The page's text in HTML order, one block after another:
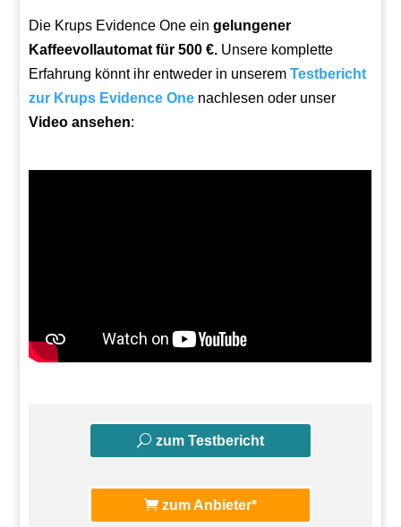
Die Krups Evidence One eingelungener
Kaffeevollautomat für 500 €. Unsere komplette
Erfahrung könnt ihr entweder in unseremTestbericht
zur Krups Evidence One nachlesen oder unser
Video ansehen:
zum Testbericht
zum Anbieter*